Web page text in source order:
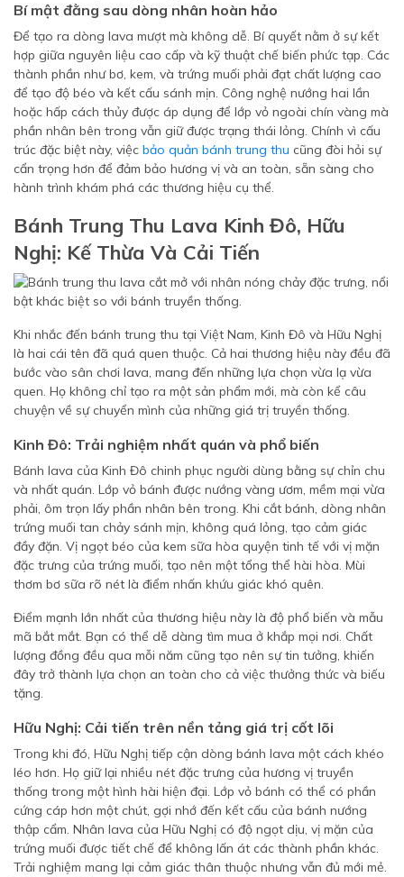
Bí mật đằng sau dòng nhân hoàn hảo
Để tạo ra dòng lava mượt mà không dễ. Bí quyết nằm ở sự kết
hợp giữa nguyên liệu cao cấp và kỹ thuật chế biến phức tạp. Các
thành phần như bơ, kem, và trứng muối phải đạt chất lượng cao
để tạo độ béo và kết cấu sánh mịn. Công nghệ nướng hai lần
hoặc hấp cách thủy được áp dụng để lớp vỏ ngoài chín vàng mà
phần nhân bên trong vẫn giữ được trạng thái lỏng. Chính vì cấu
trúc đặc biệt này, việc bảo quản bánh trung thu cũng đòi hỏi sự
cẩn trọng hơn để đảm bảo hương vị và an toàn, sẵn sàng cho
hành trình khám phá các thương hiệu cụ thể.
Bánh Trung Thu Lava Kinh Đô, Hữu
Nghị: Kế Thừa Và Cải Tiến
Khi nhắc đến bánh trung thu tại Việt Nam, Kinh Đô và Hữu Nghị
là hai cái tên đã quá quen thuộc. Cả hai thương hiệu này đều đã
bước vào sân chơi lava, mang đến những lựa chọn vừa lạ vừa
quen. Họ không chỉ tạo ra một sản phẩm mới, mà còn kể câu
chuyện về sự chuyển mình của những giá trị truyền thống.
Kinh Đô: Trải nghiệm nhất quán và phổ biến
Bánh lava của Kinh Đô chinh phục người dùng bằng sự chỉn chu
và nhất quán. Lớp vỏ bánh được nướng vàng ươm, mềm mại vừa
phải, ôm trọn lấy phần nhân bên trong. Khi cắt bánh, dòng nhân
trứng muối tan chảy sánh mịn, không quá lỏng, tạo cảm giác
đầy đặn. Vị ngọt béo của kem sữa hòa quyện tinh tế với vị mặn
đặc trưng của trứng muối, tạo nên một tổng thể hài hòa. Mùi
thơm bơ sữa rõ nét là điểm nhấn khứu giác khó quên.
Điểm mạnh lớn nhất của thương hiệu này là độ phổ biến và mẫu
mã bắt mắt. Bạn có thể dễ dàng tìm mua ở khắp mọi nơi. Chất
lượng đồng đều qua mỗi năm cũng tạo nên sự tin tưởng, khiến
đây trở thành lựa chọn an toàn cho cả việc thưởng thức và biếu
tặng.
Hữu Nghị: Cải tiến trên nền tảng giá trị cốt lõi
Trong khi đó, Hữu Nghị tiếp cận dòng bánh lava một cách khéo
léo hơn. Họ giữ lại nhiều nét đặc trưng của hương vị truyền
thống trong một hình hài hiện đại. Lớp vỏ bánh có thể có phần
cứng cáp hơn một chút, gợi nhớ đến kết cấu của bánh nướng
thập cẩm. Nhân lava của Hữu Nghị có độ ngọt dịu, vị mặn của
trứng muối được tiết chế để không lấn át các thành phần khác.
Trải nghiệm mang lại cảm giác thân thuộc nhưng vẫn đủ mới mẻ.